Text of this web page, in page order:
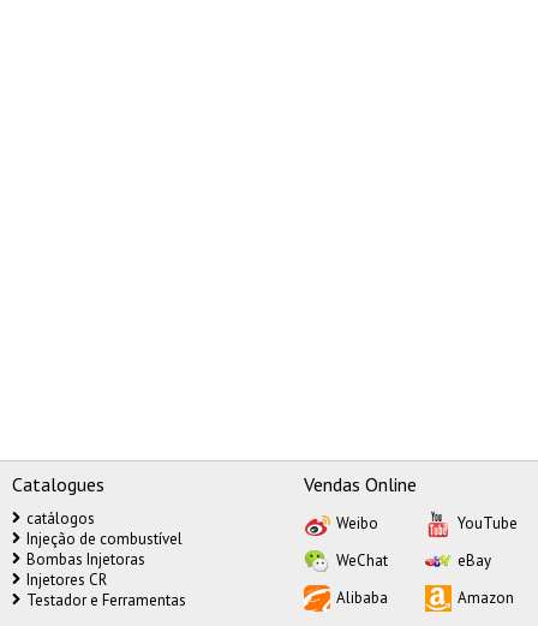
Catalogues
catálogos
Injeção de combustível
Bombas Injetoras
Injetores CR
Testador e Ferramentas
Vendas Online
Weibo
YouTube
WeChat
eBay
Alibaba
Amazon